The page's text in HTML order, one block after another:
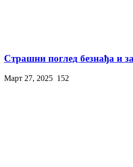
Страшни поглед безнађа и
Март 27, 2025 152